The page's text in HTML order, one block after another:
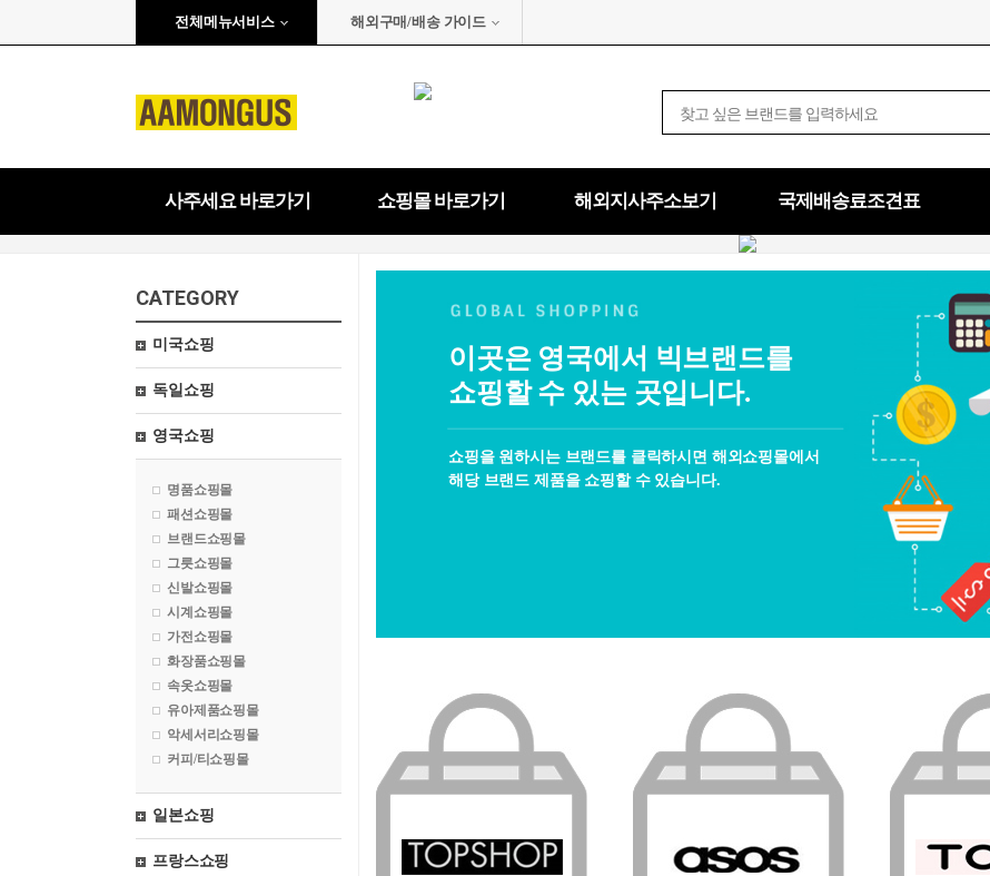
전체메뉴서비스 해외구매/배송 가이드
사주세요 바로가기 쇼핑몰 바로가기 해외지사주소보기 국제배송료조견표
CATEGORY
미국쇼핑
독일쇼핑
영국쇼핑
명품쇼핑몰
패션쇼핑몰
브랜드쇼핑몰
그릇쇼핑몰
신발쇼핑몰
시계쇼핑몰
가전쇼핑몰
화장품쇼핑몰
속옷쇼핑몰
유아제품쇼핑몰
악세서리쇼핑몰
커피/티쇼핑몰
일본쇼핑
프랑스쇼핑
이곳은 영국에서 빅브랜드를
쇼핑할 수 있는 곳입니다.
쇼핑을 원하시는 브랜드를 클릭하시면 해외쇼핑몰에서
해당 브랜드 제품을 쇼핑할 수 있습니다.